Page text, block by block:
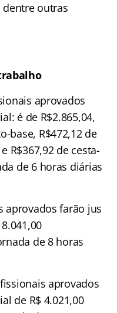
dentre outras
aprovados
é de R$2.865,04,
base, R$472,12 de
R$367,92 de cesta-
de 6 horas diárias
aprovados farão jus
de 8 horas
aprovados
de R$ 4.021,00